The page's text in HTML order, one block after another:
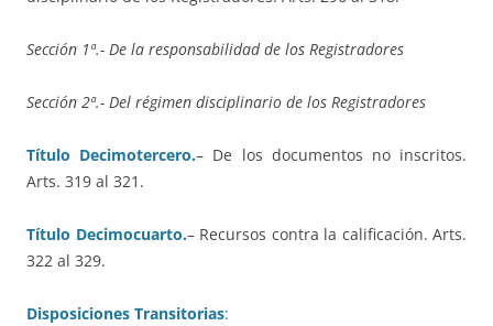
Sección 1ª.- De la responsabilidad de los Registradores
Sección 2ª.- Del régimen disciplinario de los Registradores
Título Decimotercero.– De los documentos no inscritos.
Arts. 319 al 321 .
Título Decimocuarto.– Recursos contra la calificación. Arts.
322 al 329.
Disposiciones Transitorias: